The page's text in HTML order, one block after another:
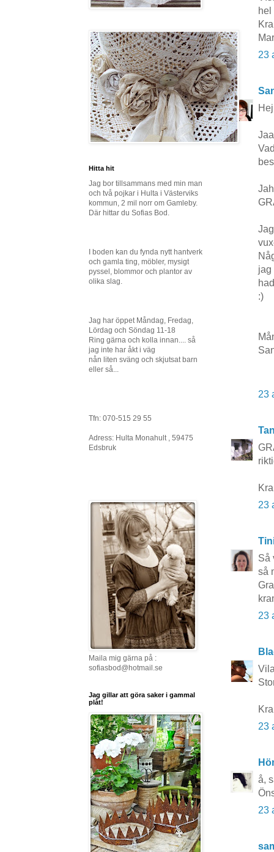
hel
23
jag
:)
23
23
Så
så
23
23
å,
23
Hitta hit
Jag bor tillsammans med min man
och två pojkar i Hulta i Västerviks
kommun, 2 mil norr om Gamleby.
Där hittar du Sofias Bod.
I boden kan du fynda nytt hantverk
och gamla ting, möbler, mysigt
pyssel, blommor och plantor av
olika slag.
Jag har öppet Måndag, Fredag,
Lördag och Söndag 11-18
Ring gärna och kolla innan.... så
jag inte har åkt i väg
nån liten sväng och skjutsat barn
eller så...
Tfn: 070-515 29 55
Adress: Hulta Monahult , 59475
Edsbruk
Maila mig gärna på :
sofiasbod@hotmail.se
Jag gillar att göra saker i gammal
plåt!